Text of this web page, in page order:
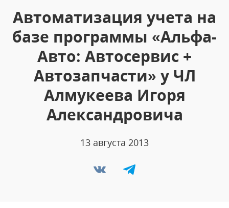
Автоматизация учета на
базе программы «Альфа-
Авто: Автосервис +
Автозапчасти» у ЧЛ
Алмукеева Игоря
Александровича
13 августа 2013